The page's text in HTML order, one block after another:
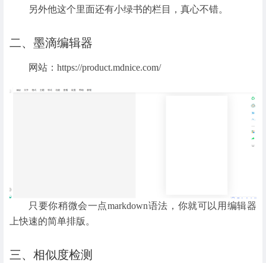
另外他这个里面还有小绿书的栏目，真心不错。
二、墨滴编辑器
网站：https://product.mdnice.com/
只要你稍微会一点markdown语法，你就可以用编辑器
上快速的简单排版。
三、相似度检测